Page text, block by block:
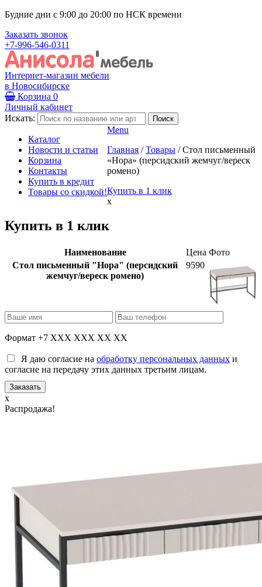
Будние дни с 9:00 до 20:00 по НСК времени
Заказать звонок
+7-996-546-0311
Интернет-магазин мебели
в Новосибирске
Корзина 0
Личный кабинет
Искать:
Каталог
Новости и статьи
Корзина
Контакты
Купить в кредит
Товары со скидкой!
Menu
Главная / Товары / Стол письменный
«Нора» (персидский жемчуг/вереск
ромено)
Купить в 1 клик
x
Купить в 1 клик
Наименование Цена Фото
Стол письменный "Нора" (персидский
жемчуг/вереск ромено)
9590
Формат +7 XXX XXX XX XX
Я даю согласие на обработку персональных данных и
согласие на передачу этих данных третьим лицам.
x
Распродажа!